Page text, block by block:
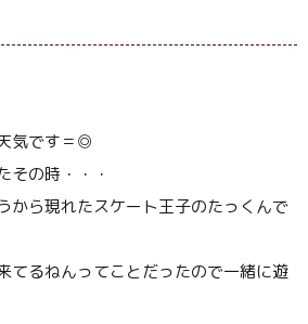
気です＝◎
その時・・・
から現れたスケート王子のたっくんで
てるねんってことだったので一緒に遊